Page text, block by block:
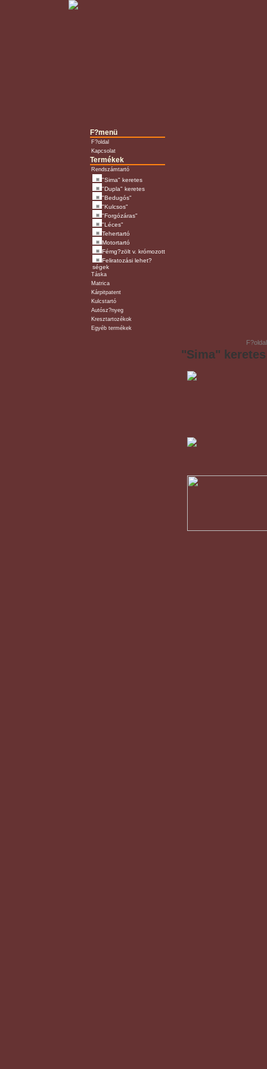
F?menü
F?oldal
Kapcsolat
Termékek
Rendszámtartó
"Sima" keretes
"Dupla" keretes
"Bedugós"
"Kulcsos"
"Forgózáras"
"Léces"
Tehertartó
Motortartó
Fémg?zölt v. krómozott
Feliratozási lehet?
ségek
Táska
Matrica
Kárpitpatent
Kulcstartó
Autósz?nyeg
Kresztartozékok
Egyéb termékek
F?oldal
"Sima"